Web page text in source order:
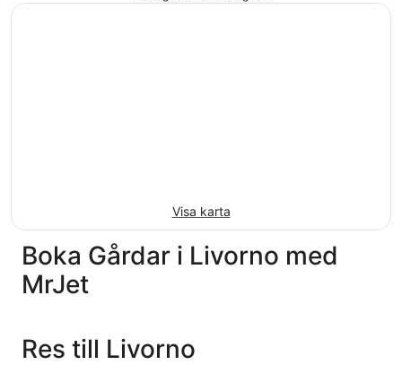
Visa karta
Boka Gårdar i Livorno med
MrJet
Res till Livorno